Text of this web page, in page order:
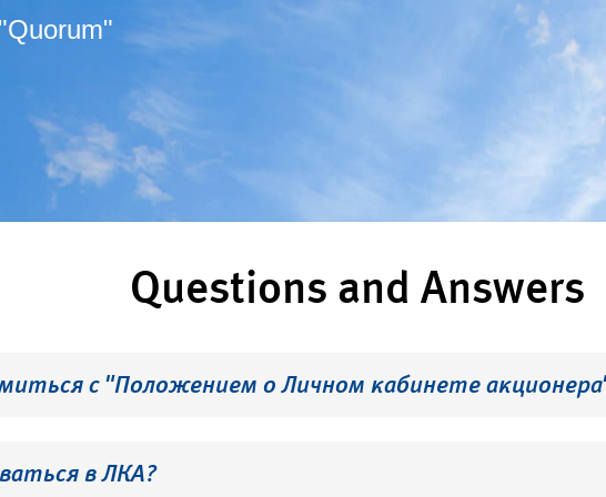
Questions and Answers
с "Положением о Личном кабинете
в ЛКА?